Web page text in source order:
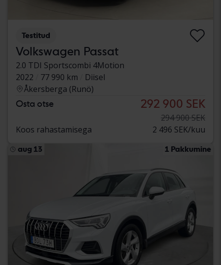
Testitud
Volkswagen Passat
2.0 TDI Sportscombi 4Motion
2022
77 990 km
Diisel
Åkersberga (Runö)
Osta otse 292 900 SEK
294 900 SEK
Koos rahastamisega
2 496 SEK/kuu
aug 13 1 Pakkumine